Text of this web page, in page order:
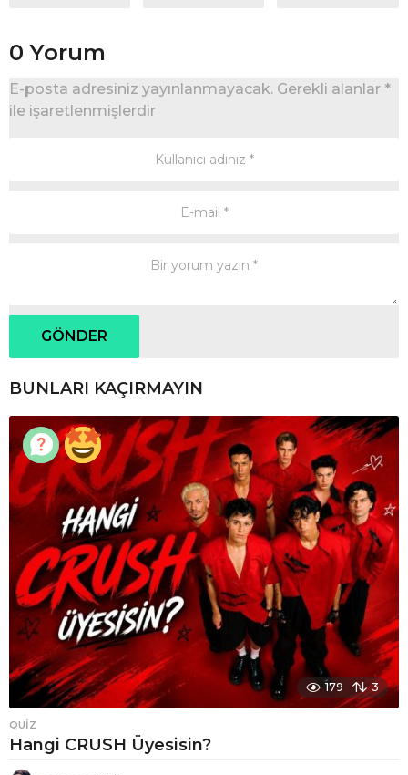
0 Yorum
E-posta adresiniz yayınlanmayacak. Gerekli alanlar *
ile işaretlenmişlerdir
BUNLARI KAÇIRMAYIN
179 3
QUIZ
Hangi CRUSH Üyesisin?